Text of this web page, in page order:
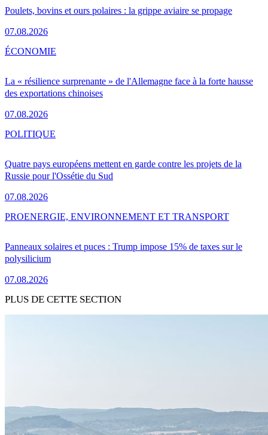
Poulets, bovins et ours polaires : la grippe aviaire se propage
07.08.2026
La « résilience surprenante » de l'Allemagne face à la forte hausse
des exportations chinoises
07.08.2026
ÉCONOMIE
Quatre pays européens mettent en garde contre les projets de la
Russie pour l'Ossétie du Sud
07.08.2026
POLITIQUE
Panneaux solaires et puces : Trump impose 15% de taxes sur le
polysilicium
07.08.2026
PROENERGIE, ENVIRONNEMENT ET TRANSPORT
PLUS DE CETTE SECTION